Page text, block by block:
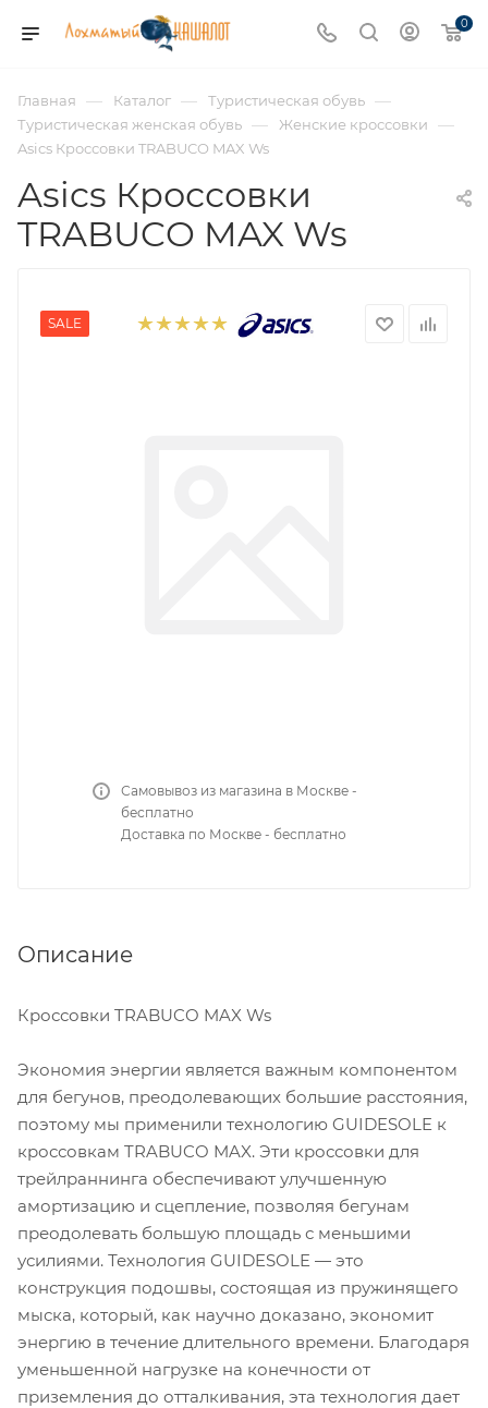
0
Главная — Каталог — Туристическая обувь —
Туристическая женская обувь — Женские кроссовки —
Asics Кроссовки TRABUCO MAX Ws
Asics Кроссовки
TRABUCO MAX Ws
SALE
Самовывоз из магазина в Москве -
бесплатно
Доставка по Москве - бесплатно
Описание
Кроссовки TRABUCO MAX Ws
Экономия энергии является важным компонентом
для бегунов, преодолевающих большие расстояния,
поэтому мы применили технологию GUIDESOLE к
кроссовкам TRABUCO MAX. Эти кроссовки для
трейлраннинга обеспечивают улучшенную
амортизацию и сцепление, позволяя бегунам
преодолевать большую площадь с меньшими
усилиями. Технология GUIDESOLE — это
конструкция подошвы, состоящая из пружинящего
мыска, который, как научно доказано, экономит
энергию в течение длительного времени. Благодаря
уменьшенной нагрузке на конечности от
приземления до отталкивания, эта технология дает